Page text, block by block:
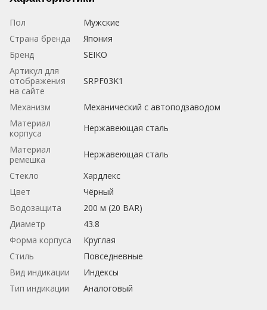
Пол
Мужские
Страна бренда
Япония
Бренд
SEIKO
Артикул для
отображения
на сайте
SRPF03K1
Механизм
Механический с автоподзаводом
Материал
корпуса
Нержавеющая сталь
Материал
ремешка
Нержавеющая сталь
Стекло
Хардлекс
Цвет
Чёрный
Водозащита
200 м (20 BAR)
Диаметр
43.8
Форма корпуса
Круглая
Стиль
Повседневные
Вид индикации
Индексы
Тип индикации
Аналоговый